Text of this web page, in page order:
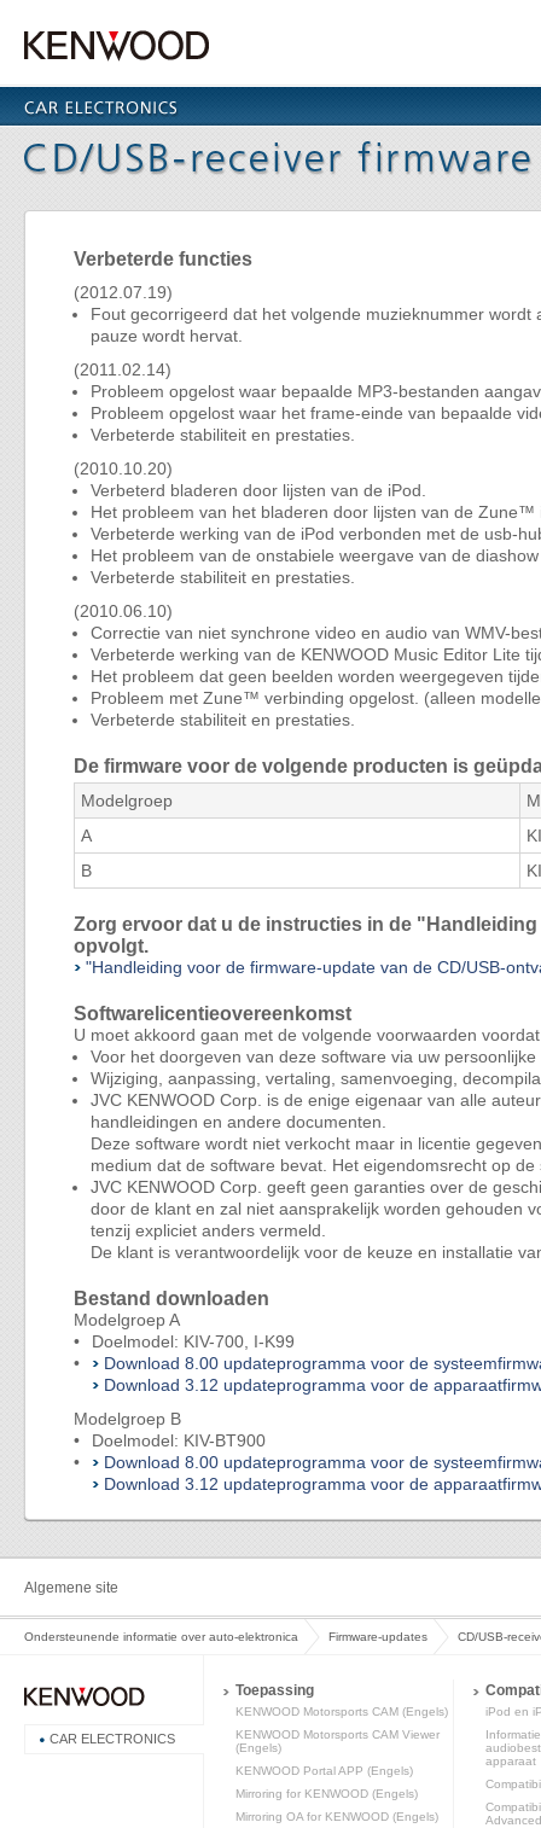
Verbeterde functies
(2012.07.19)
Fout gecorrigeerd dat het volgende muzieknummer
pauze wordt hervat.
(2011.02.14)
Probleem opgelost waar bepaalde MP3-bestanden
Probleem opgelost waar het frame-einde van bepaalde
Verbeterde stabiliteit en prestaties.
(2010.10.20)
Verbeterd bladeren door lijsten van de iPod.
Het probleem van het bladeren door lijsten van de
Verbeterde werking van de iPod verbonden met de usb-
Het probleem van de onstabiele weergave van de
Verbeterde stabiliteit en prestaties.
(2010.06.10)
Correctie van niet synchrone video en audio van WMV-
Verbeterde werking van de KENWOOD Music Editor Lite
Het probleem dat geen beelden worden weergegeven
Probleem met Zune™ verbinding opgelost. (alleen
Verbeterde stabiliteit en prestaties.
De firmware voor de volgende producten is
Modelgroep
A
B
Zorg ervoor dat u de instructies in de
opvolgt.
"Handleiding voor de firmware-update van de CD/USB-
Softwarelicentieovereenkomst
U moet akkoord gaan met de volgende voorwaarden
Voor het doorgeven van deze software via uw
Wijziging, aanpassing, vertaling, samenvoeging,
JVC KENWOOD Corp. is de enige eigenaar van alle
handleidingen en andere documenten.
Deze software wordt niet verkocht maar in licentie
medium dat de software bevat. Het eigendomsrecht op
JVC KENWOOD Corp. geeft geen garanties over de
door de klant en zal niet aansprakelijk worden gehouden
tenzij expliciet anders vermeld.
De klant is verantwoordelijk voor de keuze en installatie
Bestand downloaden
Modelgroep A
•
Doelmodel: KIV-700, I-K99
•
Download 8.00 updateprogramma voor de
Download 3.12 updateprogramma voor de
Modelgroep B
•
Doelmodel: KIV-BT900
•
Download 8.00 updateprogramma voor de
Download 3.12 updateprogramma voor de
Algemene site
Ondersteunende informatie over auto-elektronica Firmware-updates CD/USB-
CAR ELECTRONICS
Toepassing
KENWOOD Motorsports CAM (Engels)
KENWOOD Motorsports CAM Viewer
(Engels)
KENWOOD Portal APP (Engels)
Mirroring for KENWOOD (Engels)
Mirroring OA for KENWOOD (Engels)
iPod en
apparaat